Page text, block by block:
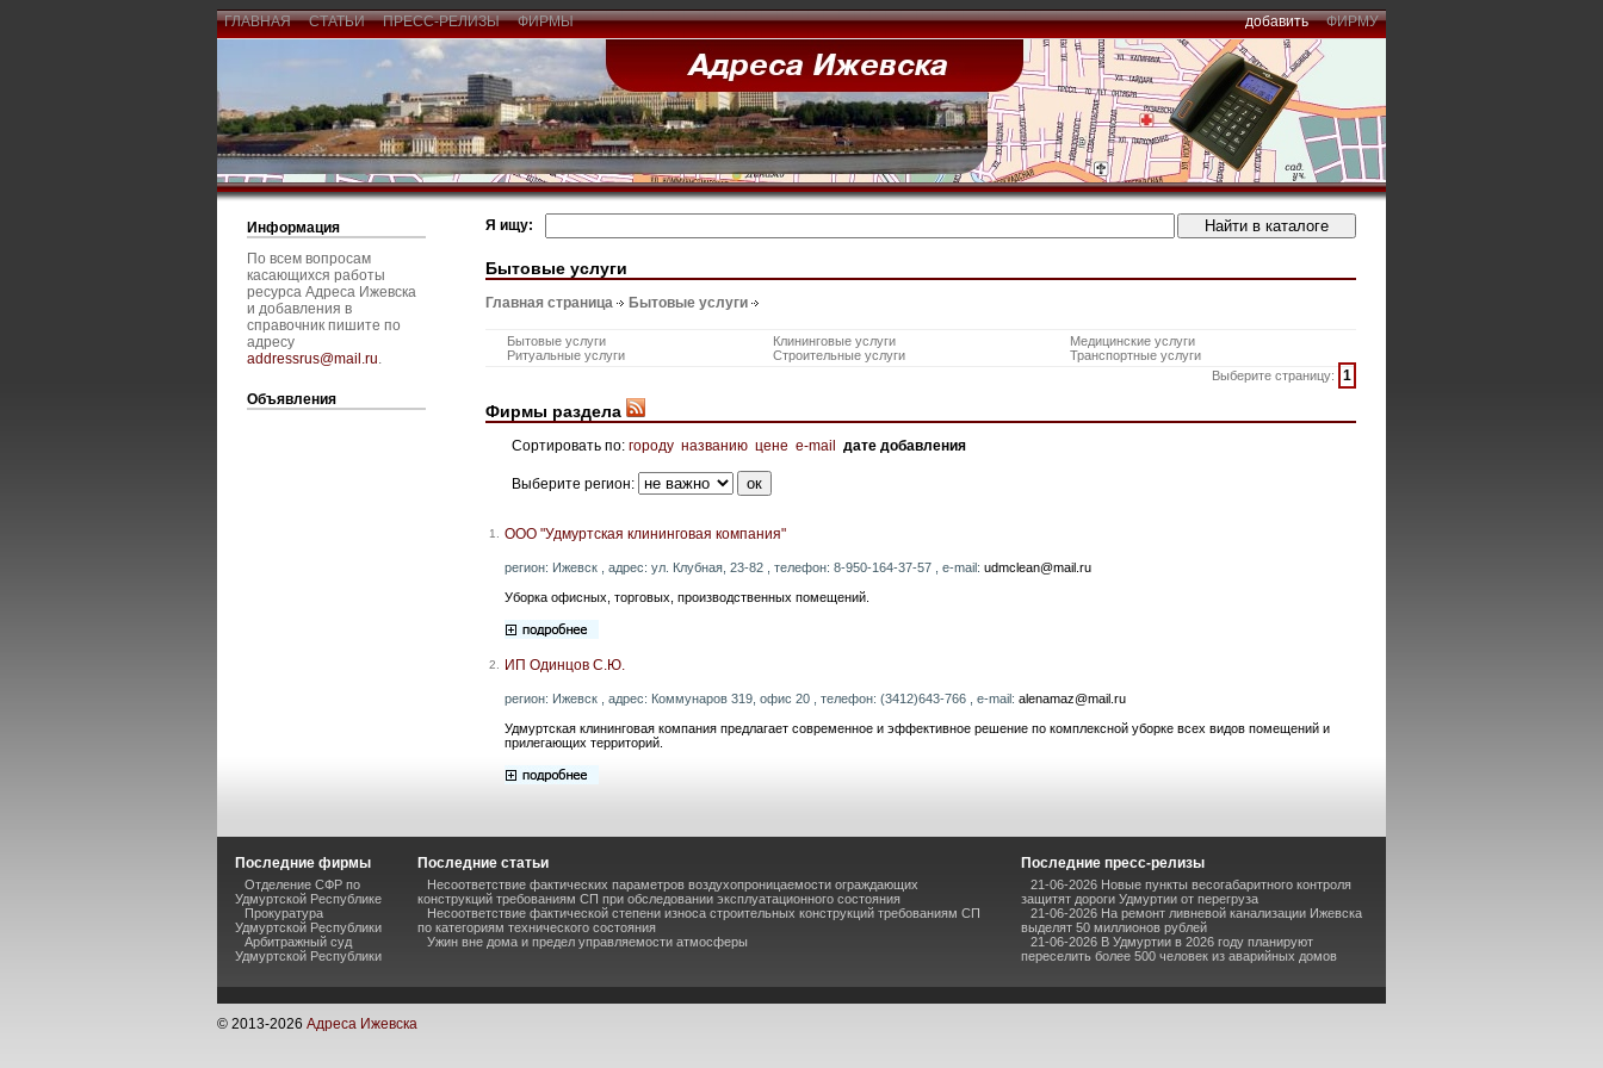
ГЛАВНАЯ СТАТЬИ ПРЕСС-РЕЛИЗЫ ФИРМЫ добавить ФИРМУ
Информация
По всем вопросам
касающихся работы
ресурса Адреса Ижевска
и добавления в
справочник пишите по
адресу
addressrus@mail.ru.
Объявления
Я ищу:
Бытовые услуги
Главная страница Бытовые услуги
Бытовые услуги Клининговые услуги
Медицинские услуги
Ритуальные услуги
Строительные услуги
Транспортные услуги
Выберите страницу:
1
Фирмы раздела
Сортировать по: городу названию цене e-mail дате добавления
Выберите регион:
1. ООО "Удмуртская клининговая компания"
регион: Ижевск , адрес: ул. Клубная, 23-82 , телефон: 8-950-164-37-57 , e-mail: udmclean@mail.ru
Уборка офисных, торговых, производственных помещений.
2. ИП Одинцов С.Ю.
регион: Ижевск , адрес: Коммунаров 319, офис 20 , телефон: (3412)643-766 , e-mail: alenamaz@mail.ru
Удмуртская клининговая компания предлагает современное и эффективное решение по комплексной уборке всех видов помещений и
прилегающих территорий.
Последние фирмы
Отделение СФР по
Удмуртской Республике
Прокуратура
Удмуртской Республики
Арбитражный суд
Удмуртской Республики
Последние статьи
Несоответствие фактических параметров воздухопроницаемости ограждающих
конструкций требованиям СП при обследовании эксплуатационного состояния
Несоответствие фактической степени износа строительных конструкций требованиям СП
по категориям технического состояния
Ужин вне дома и предел управляемости атмосферы
Последние пресс-релизы
21-06-2026 Новые пункты весогабаритного контроля
защитят дороги Удмуртии от перегруза
21-06-2026 На ремонт ливневой канализации Ижевска
выделят 50 миллионов рублей
21-06-2026 В Удмуртии в 2026 году планируют
переселить более 500 человек из аварийных домов
© 2013-2026 Адреса Ижевска